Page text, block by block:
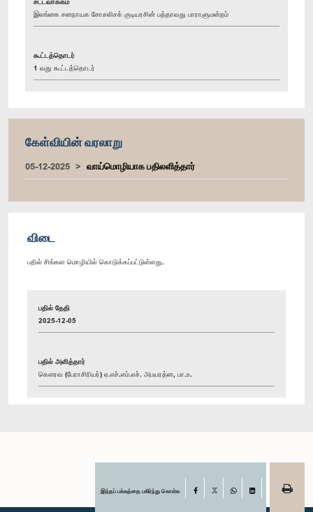
இலங்கை சனநாயக சோசலிசக் குடியரசின் பத்தாவது பாராளுமன்றம்
கூட்டத்தொடர்
1 வது கூட்டத்தொடர்
கேள்வியின் வரலாறு
05-12-2025 வாய்மொழியாக பதிலளித்தார்
விடை
பதில் சிங்கள மொழியில் கொடுக்கப்பட்டுள்ளது.
பதில் தேதி
2025-12-05
பதில் அளித்தார்
கௌரவ (பேராசிரியர்) ஏ.எச்.எம்.எச். அபயரத்ன, பா.உ.
இந்தப் பக்கத்தை பகிர்ந்து கொள்க Facebook